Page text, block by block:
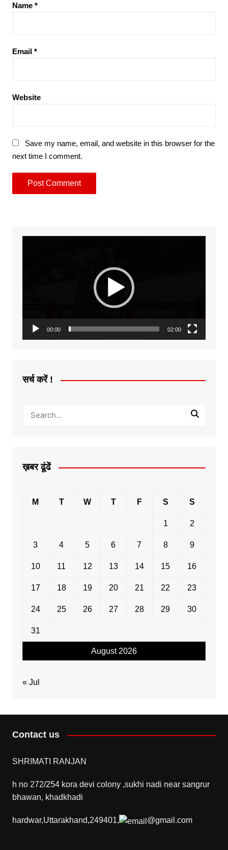
Name *
Email *
Website
Save my name, email, and website in this browser for the
next time I comment.
00:00 02:00
सर्च करें !
ख़बर ढूंढें
August 2026
M T W T F S S
1 2
3 4 5 6 7 8 9
10 11 12 13 14 15 16
17 18 19 20 21 22 23
24 25 26 27 28 29 30
31
« Jul
Contact us
SHRIMATI RANJAN
h no 272/254 kora devi colony ,sukhi nadi near sangrur
bhawan, khadkhadi
hardwar,Uttarakhand,249401, @gmail.com